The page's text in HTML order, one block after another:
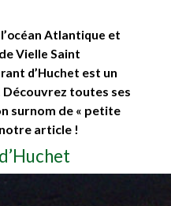
océan Atlantique et
Vielle Saint
d’Huchet est un
toutes ses
surnom de « petite
article !